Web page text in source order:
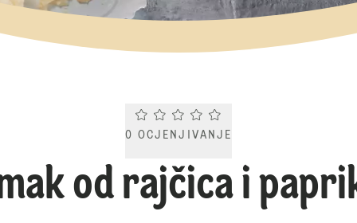
Current rating 0.0. Click to rate.
0 OCJENJIVANJE
od rajčica i